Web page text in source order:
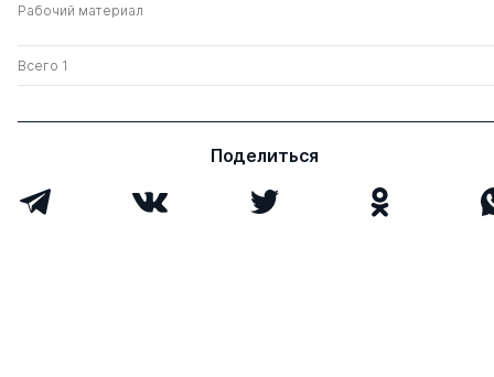
Рабочий материал
Всего 1
Поделиться